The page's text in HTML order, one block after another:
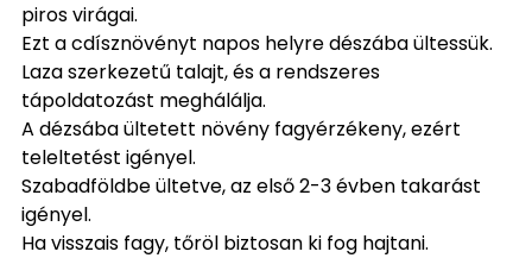
piros virágai.
Ezt a cdísznövényt napos helyre dészába ültessük.
Laza szerkezetű talajt, és a rendszeres
tápoldatozást meghálálja.
A dézsába ültetett növény fagyérzékeny, ezért
teleltetést igényel.
Szabadföldbe ültetve, az első 2-3 évben takarást
igényel.
Ha visszais fagy, tőröl biztosan ki fog hajtani.